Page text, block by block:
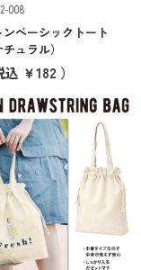
クリア 検索
008
ベーシックトート
ュラル）
込 ￥182 ）